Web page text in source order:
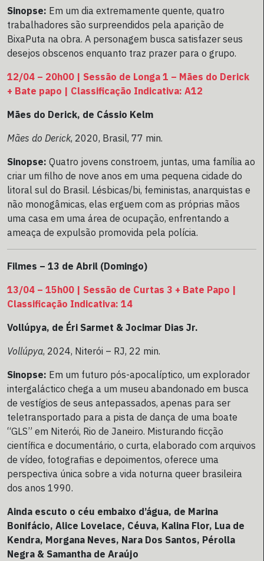
Sinopse: Em um dia extremamente quente, quatro
trabalhadores são surpreendidos pela aparição de
BixaPuta na obra. A personagem busca satisfazer seus
desejos obscenos enquanto traz prazer para o grupo.
12/04 – 20h00 | Sessão de Longa 1 – Mães do Derick
+ Bate papo | Classificação Indicativa: A12
Mães do Derick, de Cássio Kelm
Mães do Derick, 2020, Brasil, 77 min.
Sinopse: Quatro jovens constroem, juntas, uma família ao
criar um filho de nove anos em uma pequena cidade do
litoral sul do Brasil. Lésbicas/bi, feministas, anarquistas e
não monogâmicas, elas erguem com as próprias mãos
uma casa em uma área de ocupação, enfrentando a
ameaça de expulsão promovida pela polícia.
Filmes – 13 de Abril (Domingo)
13/04 – 15h00 | Sessão de Curtas 3 + Bate Papo |
Classificação Indicativa: 14
Vollúpya, de Éri Sarmet & Jocimar Dias Jr.
Vollúpya, 2024, Niterói – RJ, 22 min.
Sinopse: Em um futuro pós-apocalíptico, um explorador
intergaláctico chega a um museu abandonado em busca
de vestígios de seus antepassados, apenas para ser
teletransportado para a pista de dança de uma boate
“GLS” em Niterói, Rio de Janeiro. Misturando ficção
científica e documentário, o curta, elaborado com arquivos
de vídeo, fotografias e depoimentos, oferece uma
perspectiva única sobre a vida noturna queer brasileira
dos anos 1990.
Ainda escuto o céu embaixo d’água, de Marina
Bonifácio, Alice Lovelace, Céuva, Kalina Flor, Lua de
Kendra, Morgana Neves, Nara Dos Santos, Pérolla
Negra & Samantha de Araújo